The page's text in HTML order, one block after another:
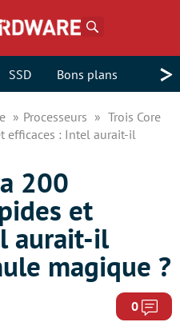
SSD Bons plans >
Processeurs
Trois Core
efficaces : Intel aurait-il
200
et
aurait-il
magique ?
0